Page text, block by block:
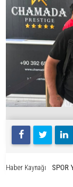
Haber Kaynağı SPOR